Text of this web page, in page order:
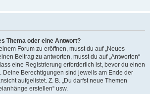
Thema oder eine Antwort?
Forum zu eröffnen, musst du auf „Neues
Beitrag zu antworten, musst du auf „Antworten“
eine Registrierung erforderlich ist, bevor du einen
Deine Berechtigungen sind jeweils am Ende der
aufgelistet. Z. B. „Du darfst neue Themen
erstellen“ usw.